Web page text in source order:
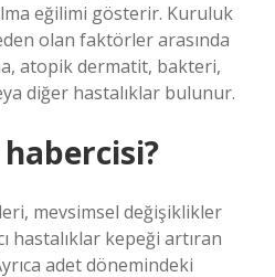
eğilimi gösterir. Kuruluk
olan faktörler arasında
atopik dermatit, bakteri,
diğer hastalıklar bulunur.
mevsimsel değişiklikler
hastalıklar kepeği artıran
adet dönemindeki